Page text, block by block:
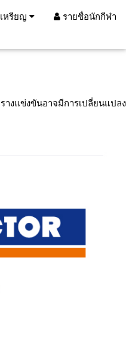
หรียญ รายชื่อนักกีฬา
างแข่งขันอาจมีการเปลี่ยนแปลง